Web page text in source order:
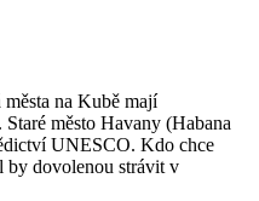
na Kubě mají
město Havany (Habana
UNESCO. Kdo chce
by dovolenou strávit v